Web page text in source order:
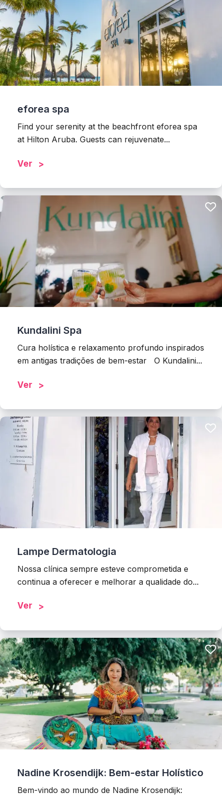
eforea spa
Find your serenity at the beachfront eforea spa
at Hilton Aruba. Guests can rejuvenate...
Ver
Kundalini Spa
Cura holística e relaxamento profundo inspirados
em antigas tradições de bem-estar O Kundalini...
Ver
Lampe Dermatologia
Nossa clínica sempre esteve comprometida e
continua a oferecer e melhorar a qualidade do...
Ver
Nadine Krosendijk: Bem-estar Holístico
Bem-vindo ao mundo de Nadine Krosendijk: